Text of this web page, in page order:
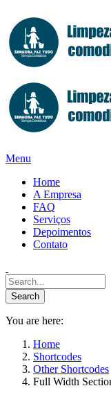
Menu
Home
A Empresa
FAQ
Serviços
Depoimentos
Contato
You are here:
Home
Shortcodes
Other Shortcodes
Full Width